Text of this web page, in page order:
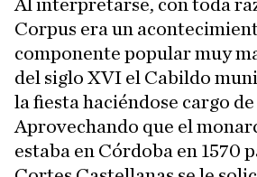
Al interpretarse, con toda
Corpus era un
componente popular muy
del siglo XVI el Cabildo
la fiesta haciéndose cargo de
Aprovechando que el
estaba en Córdoba en 1570